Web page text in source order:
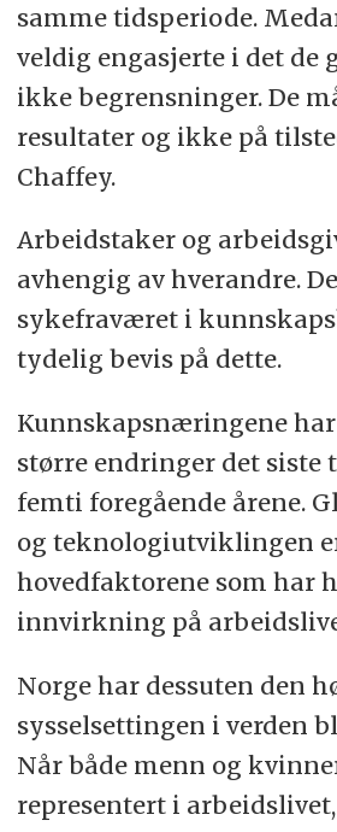
samme tidsperiode.
veldig engasjerte i det de
ikke begrensninger. De
resultater og ikke på
Chaffey.
Arbeidstaker og
avhengig av hverandre.
sykefraværet i
tydelig bevis på dette.
Kunnskapsnæringene
større endringer det siste
femti foregående årene.
og teknologiutviklingen
hovedfaktorene som har
innvirkning på
Norge har dessuten den
sysselsettingen i verden
Når både menn og
representert i